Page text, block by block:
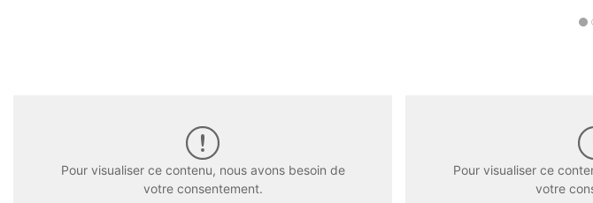
Pour visualiser ce contenu, nous avons besoin de
votre consentement.
Pour visualiser ce
votre